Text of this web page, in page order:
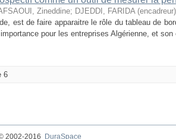
Zineddine; DJEDDI, FARIDA (encadreur)
est de faire apparaitre le rôle du tableau de
pour les entreprises Algérienne, et
6
2002-2016
DuraSpace